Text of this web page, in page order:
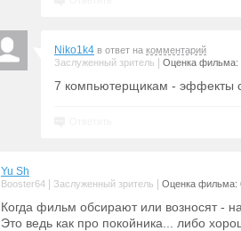
Niko1k4 в ответ на комментарий
Заслуженный зритель
Оценка фильма:
7 компьютерщикам - эффекты
Yu Sh
Booster64 Заслуженный зритель Оценка фильма:
Когда фильм обсирают или возносят -
Это ведь как про покойника... либо